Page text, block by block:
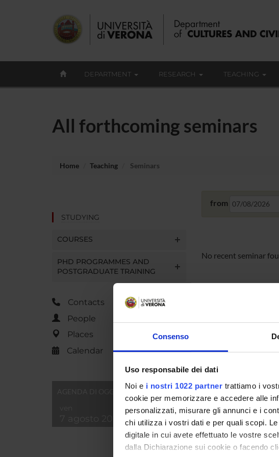
Consenso
Uso responsabile dei dati
Noi e i nostri 1022 partner trattiamo i
cookie per memorizzare e accedere alle
personalizzati, misurare gli annunci e i
chi utilizza i vostri dati e per quali scopi.
digitale in cui avete effettuato le vostre
dalla Dichiarazione sui cookie o facendo
DEPARTMENT RESEARCH TEACHING
All forthcoming seminars
Home Teaching Seminars
STUDYING
COURSES
PHD PROGRAMMES AND
POSTGRADUATE TRAINING
Contacts
People
Places
Calendar
from
No recent seminar